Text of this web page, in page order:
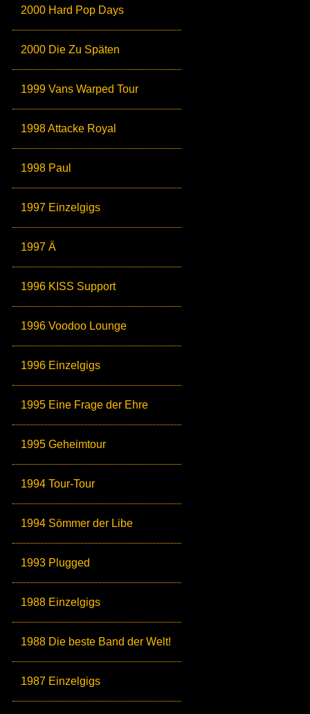
2000 Hard Pop Days
2000 Die Zu Späten
1999 Vans Warped Tour
1998 Attacke Royal
1998 Paul
1997 Einzelgigs
1997 Ä
1996 KISS Support
1996 Voodoo Lounge
1996 Einzelgigs
1995 Eine Frage der Ehre
1995 Geheimtour
1994 Tour-Tour
1994 Sömmer der Libe
1993 Plugged
1988 Einzelgigs
1988 Die beste Band der Welt!
1987 Einzelgigs